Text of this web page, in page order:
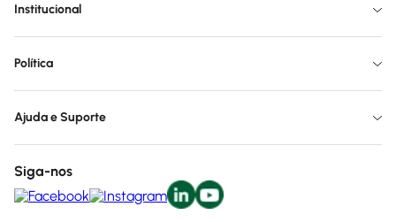
Institucional
Política
Ajuda e Suporte
Siga-nos